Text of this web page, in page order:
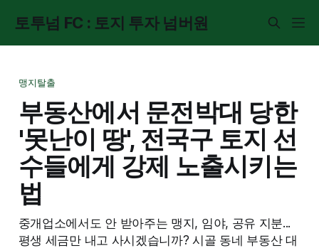
토투넘 FC : 토지 투자 넘버원
맹지탈출
부동산에서 문전박대 당한
'못난이 땅', 전국구 토지 선
수들에게 강제 노출시키는
법
중개업소에서도 안 받아주는 맹지, 임야, 공유 지분...
평생 세금만 내고 사시겠습니까? 시골 동네 부동산 대